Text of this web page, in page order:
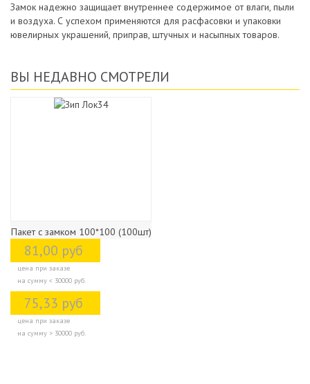
Замок надежно защищает внутреннее содержимое от влаги, пыли
и воздуха. С успехом применяются для расфасовки и упаковки
ювелирных украшений, приправ, штучных и насыпных товаров.
ВЫ НЕДАВНО СМОТРЕЛИ
Пакет с замком 100*100 (100шт)
81,00 руб
цена при заказе
на сумму < 30000 руб.
75,33 руб
цена при заказе
на сумму > 30000 руб.